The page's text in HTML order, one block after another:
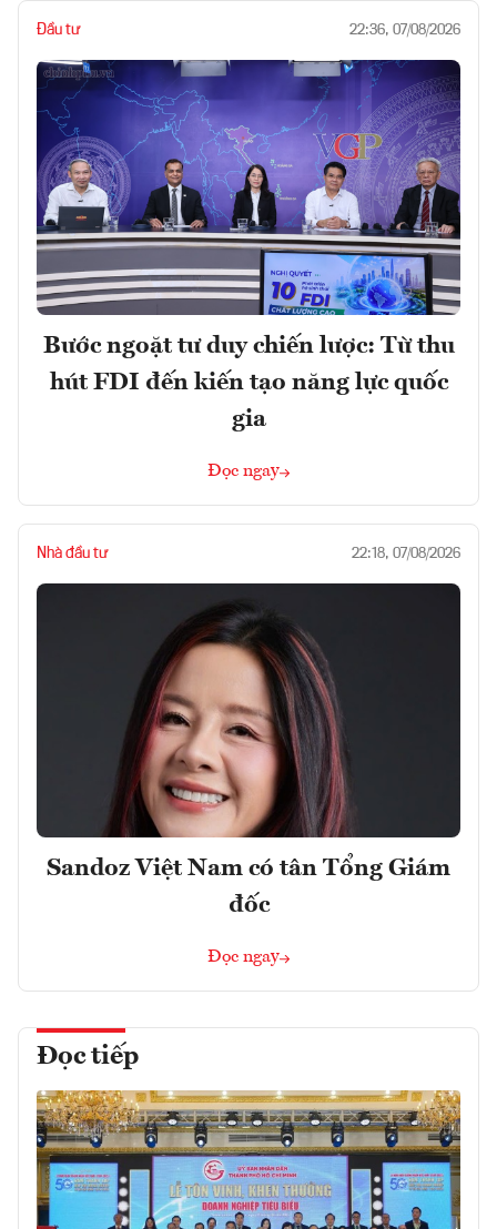
Đầu tư 22:36, 07/08/2026
Bước ngoặt tư duy chiến lược: Từ thu
hút FDI đến kiến tạo năng lực quốc
gia
Đọc ngay
Nhà đầu tư 22:18, 07/08/2026
Sandoz Việt Nam có tân Tổng Giám
đốc
Đọc ngay
Đọc tiếp